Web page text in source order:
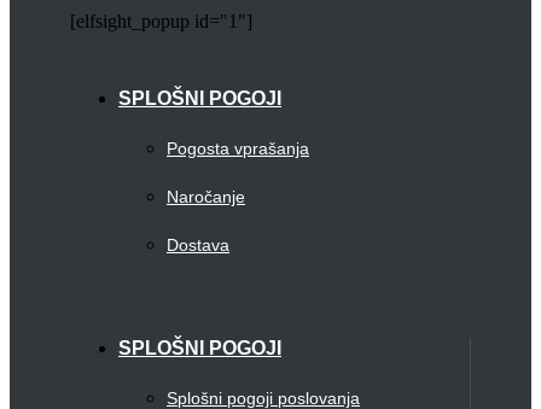
[elfsight_popup id="1"]
SPLOŠNI POGOJI
Pogosta vprašanja
Naročanje
Dostava
SPLOŠNI POGOJI
Splošni pogoji poslovanja